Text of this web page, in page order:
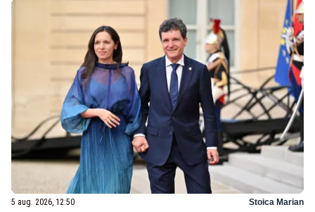
5 aug. 2026, 12:50 Stoica Marian